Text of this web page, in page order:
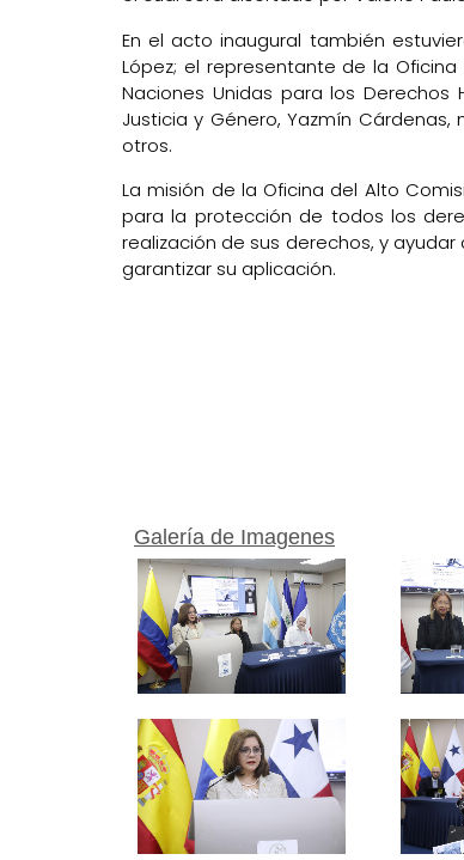
En el acto inaugural también
López; el representante de la
Naciones Unidas para los
Justicia y Género, Yazmín
otros.
La misión de la Oficina del Alto
para la protección de todos los
realización de sus derechos, y
garantizar su aplicación.
Galería de Imagenes